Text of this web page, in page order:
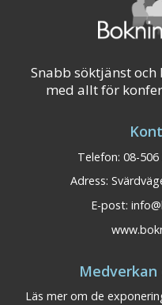
Snabb söktjänst
med allt för
Telefon: 08-
Adress:
E-post:
Medverkan
Läs mer om de